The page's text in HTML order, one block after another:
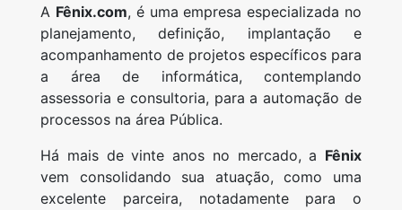
A Fênix.com, é uma empresa especializada no
planejamento, definição, implantação e
acompanhamento de projetos específicos para
a área de informática, contemplando
assessoria e consultoria, para a automação de
processos na área Pública.
Há mais de vinte anos no mercado, a Fênix
vem consolidando sua atuação, como uma
excelente parceira, notadamente para o